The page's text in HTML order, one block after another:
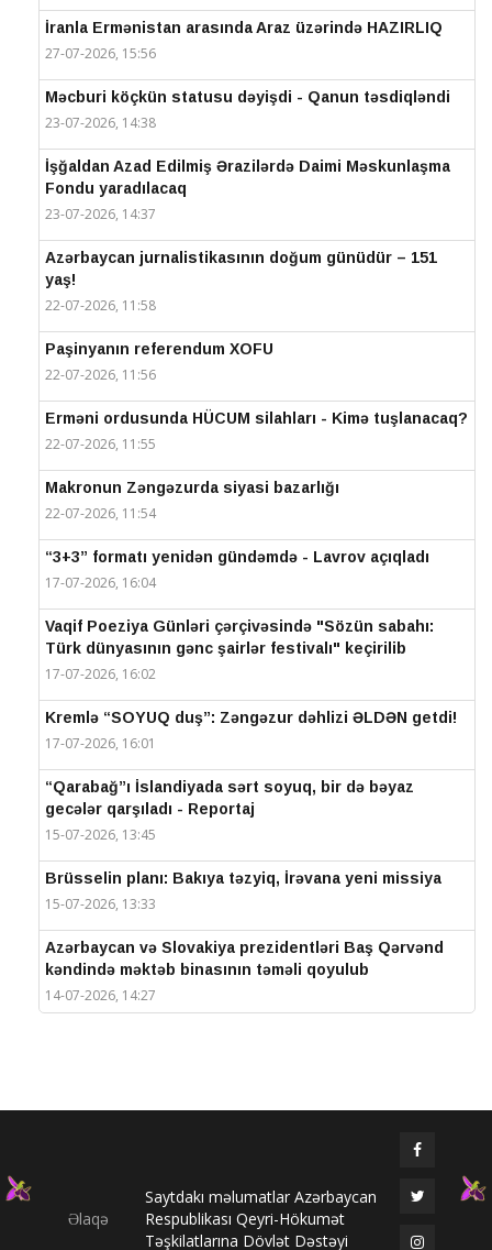
İranla Ermənistan arasında Araz üzərində HAZIRLIQ
27-07-2026, 15:56
Məcburi köçkün statusu dəyişdi - Qanun təsdiqləndi
23-07-2026, 14:38
İşğaldan Azad Edilmiş Ərazilərdə Daimi Məskunlaşma
Fondu yaradılacaq
23-07-2026, 14:37
Azərbaycan jurnalistikasının doğum günüdür – 151
yaş!
22-07-2026, 11:58
Paşinyanın referendum XOFU
22-07-2026, 11:56
Erməni ordusunda HÜCUM silahları - Kimə tuşlanacaq?
22-07-2026, 11:55
Makronun Zəngəzurda siyasi bazarlığı
22-07-2026, 11:54
“3+3” formatı yenidən gündəmdə - Lavrov açıqladı
17-07-2026, 16:04
Vaqif Poeziya Günləri çərçivəsində "Sözün sabahı:
Türk dünyasının gənc şairlər festivalı" keçirilib
17-07-2026, 16:02
Kremlə “SOYUQ duş”: Zəngəzur dəhlizi ƏLDƏN getdi!
17-07-2026, 16:01
“Qarabağ”ı İslandiyada sərt soyuq, bir də bəyaz
gecələr qarşıladı - Reportaj
15-07-2026, 13:45
Brüsselin planı: Bakıya təzyiq, İrəvana yeni missiya
15-07-2026, 13:33
Azərbaycan və Slovakiya prezidentləri Baş Qərvənd
kəndində məktəb binasının təməli qoyulub
14-07-2026, 14:27
Prezidentlər Şuşada mətbuata bəyanatlarla çıxış
Elməddin Behbud: “IV Şuşa Qlobal Media Forumu
beynəlxalq media əməkdaşlığının nüfuzlu
platformasına çevrilib”
Əlaqə
Saytdakı məlumatlar Azərbaycan
Respublikası Qeyri-Hökumət
Təşkilatlarına Dövlət Dəstəyi